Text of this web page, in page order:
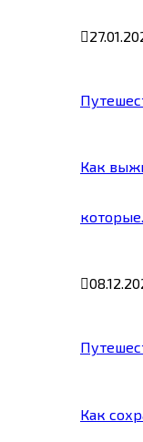
Как
Как